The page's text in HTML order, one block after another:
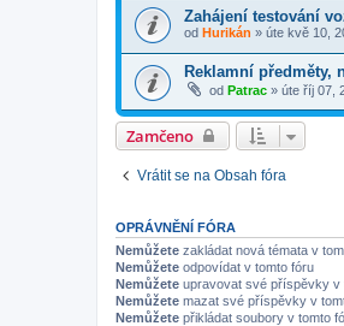
Zahájení testování
od Hurikán » úte kvě 10,
Reklamní předměty,
od Patrac » úte říj 07,
Zamčeno
Vrátit se na Obsah fóra
OPRÁVNĚNÍ FÓRA
Nemůžete zakládat nová témata v
Nemůžete odpovídat v tomto fóru
Nemůžete upravovat své příspěvky v
Nemůžete mazat své příspěvky v
Nemůžete přikládat soubory v tomto